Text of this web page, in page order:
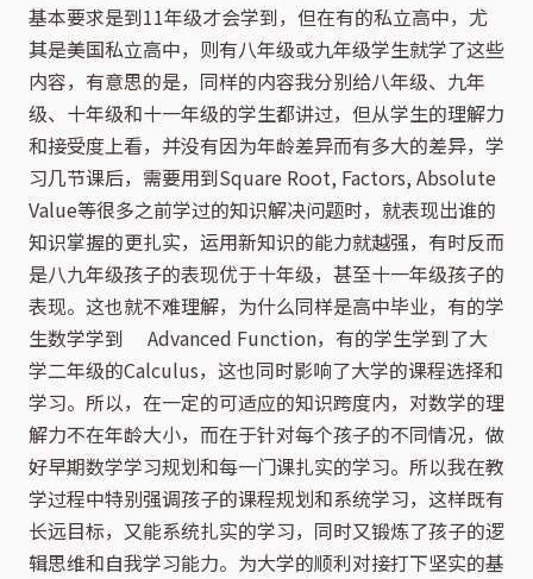
基本要求是到11年级才会学到，但在有的私立高中，尤
其是美国私立高中，则有八年级或九年级学生就学了这些
内容，有意思的是，同样的内容我分别给八年级、九年
级、十年级和十一年级的学生都讲过，但从学生的理解力
和接受度上看，并没有因为年龄差异而有多大的差异，学
习几节课后，需要用到Square Root, Factors, Absolute
Value等很多之前学过的知识解决问题时，就表现出谁的
知识掌握的更扎实，运用新知识的能力就越强，有时反而
是八九年级孩子的表现优于十年级，甚至十一年级孩子的
表现。这也就不难理解，为什么同样是高中毕业，有的学
生数学学到     Advanced Function，有的学生学到了大
学二年级的Calculus，这也同时影响了大学的课程选择和
学习。所以，在一定的可适应的知识跨度内，对数学的理
解力不在年龄大小，而在于针对每个孩子的不同情况，做
好早期数学学习规划和每一门课扎实的学习。所以我在教
学过程中特别强调孩子的课程规划和系统学习，这样既有
长远目标，又能系统扎实的学习，同时又锻炼了孩子的逻
辑思维和自我学习能力。为大学的顺利对接打下坚实的基